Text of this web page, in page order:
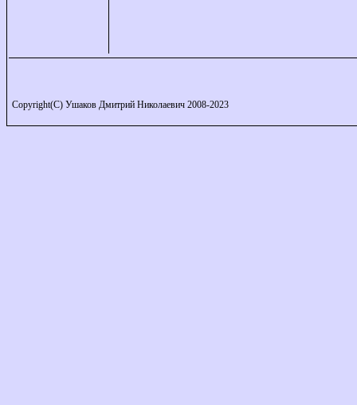
Copyright(C) Ушаков Дмитрий Николаевич 2008-2023